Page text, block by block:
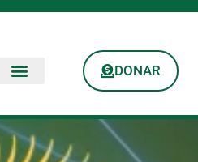
DONAR